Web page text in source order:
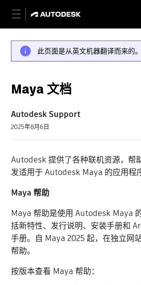
此页面是从英文机器翻译而来的。
Maya 文档
Autodesk Support
2025年8月6日
Autodesk 提供了各种联机资源，帮
发适用于 Autodesk Maya 的应用程
Maya 帮助
Maya 帮助是使用 Autodesk Maya
括新特性、发行说明、安装手册和
手册。自 Maya 2025 起，在独立网
帮助。
按版本查看 Maya 帮助：